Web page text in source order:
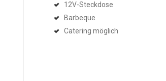
12V-Steckdose
Barbeque
Catering möglich